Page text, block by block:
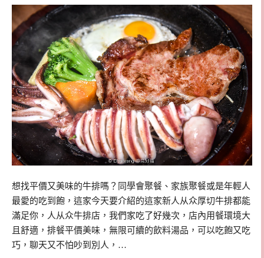
想找平價又美味的牛排嗎？同學會聚餐、家族聚餐或是年輕人
最愛的吃到飽，這家今天要介紹的這家新人从众厚切牛排都能
滿足你，人从众牛排店，我們家吃了好幾次，店內用餐環境大
且舒適，排餐平價美味，無限可續的飲料湯品，可以吃飽又吃
巧，聊天又不怕吵到別人，…